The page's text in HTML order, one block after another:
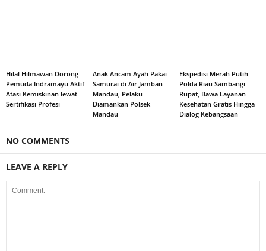
Hilal Hilmawan Dorong
Pemuda Indramayu Aktif
Atasi Kemiskinan lewat
Sertifikasi Profesi
Anak Ancam Ayah Pakai
Samurai di Air Jamban
Mandau, Pelaku
Diamankan Polsek
Mandau
Ekspedisi Merah Putih
Polda Riau Sambangi
Rupat, Bawa Layanan
Kesehatan Gratis Hingga
Dialog Kebangsaan
NO COMMENTS
LEAVE A REPLY